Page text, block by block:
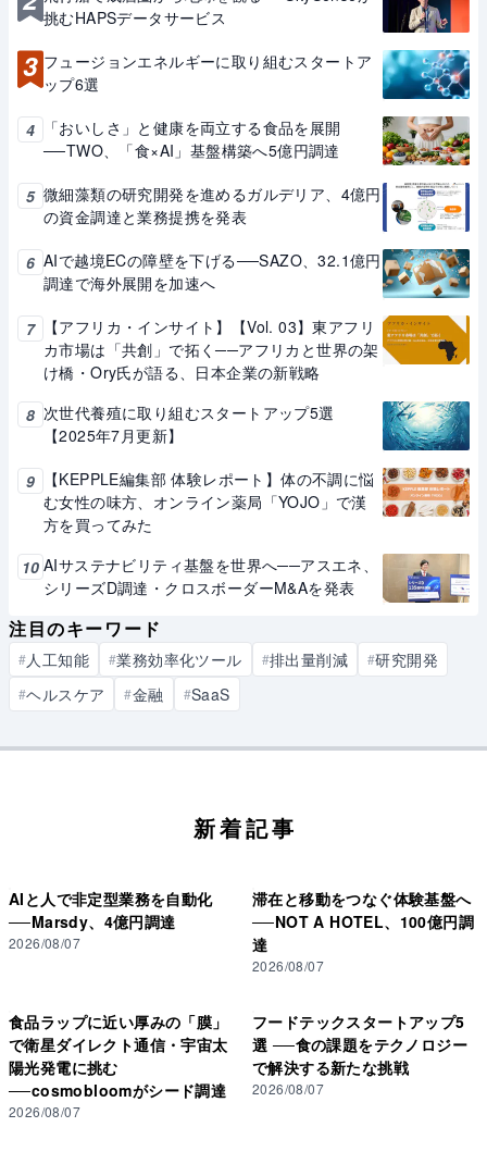
挑むHAPSデータサービス
3 フュージョンエネルギーに取り組むスタートア
ップ6選
4
「おいしさ」と健康を両立する食品を展開
──TWO、「食×AI」基盤構築へ5億円調達
5 微細藻類の研究開発を進めるガルデリア、4億円
の資金調達と業務提携を発表
6 AIで越境ECの障壁を下げる──SAZO、32.1億円
調達で海外展開を加速へ
7
【アフリカ・インサイト】【Vol. 03】東アフリ
カ市場は「共創」で拓く──アフリカと世界の架
け橋・Ory氏が語る、日本企業の新戦略
8 次世代養殖に取り組むスタートアップ5選
【2025年7月更新】
9
【KEPPLE編集部 体験レポート】体の不調に悩
む女性の味方、オンライン薬局「YOJO」で漢
方を買ってみた
10 AIサステナビリティ基盤を世界へ──アスエネ、
シリーズD調達・クロスボーダーM&Aを発表
注目のキーワード
#人工知能 #業務効率化ツール #排出量削減 #研究開発
#ヘルスケア #金融 #SaaS
新着記事
AIと人で非定型業務を自動化
──Marsdy、4億円調達
2026/08/07
滞在と移動をつなぐ体験基盤へ
──NOT A HOTEL、100億円調
達
2026/08/07
食品ラップに近い厚みの「膜」
で衛星ダイレクト通信・宇宙太
陽光発電に挑む
──cosmobloomがシード調達
2026/08/07
フードテックスタートアップ5
選 ──食の課題をテクノロジー
で解決する新たな挑戦
2026/08/07